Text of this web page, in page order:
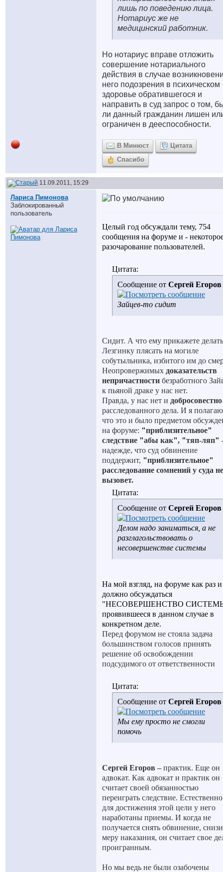
лишь по поведению лица.
Нотариус же не
медицинский работник.
Но нотариус вправе отложить
совершение нотариального
действия в случае
него подозрения в психическом
здоровье обратившегося и
направить в суд запрос о том,
ли данный гражданин лишен
ограничен в дееспособности.
В Минюст
Цитата
Спасибо
11.09.2011, 15:29
Лариса Пимонова
Заблокированный
пользователь
Целый год обсуждали тему, 754
сообщения на форуме и -
разочарование пользователей.
Цитата:
Сообщение от Сергей Егоров
Зайцев-то сидит
Сидит. А что ему прикажете
Лезгинку плясать на могиле
собутыльника, избитого им до
Неопровержимых доказательств
непричастности безработного
к пьяной драке у нас нет.
Правда, у нас нет и добросовестно
расследованного дела. И я
что это и было предметом
на форуме: "приблизительное"
следствие "абы как", "тяп-ляп"
надежде, что суд обвинение
поддержит, "приблизительное"
расследование сомнений у суда не
вызовет.
Цитата:
Сообщение от Сергей Егоров
Делом надо заниматься, а не
разглагольствовать о
несовершенстве системы
На мой взгляд, на форуме как раз и
должно обсуждаться
"НЕСОВЕРШЕНСТВО
проявившееся в данном случае в
конкретном деле.
Перед форумом не стояла задача
большинством голосов принять
решение об освобождении
подсудимого от ответственности
Цитата:
Сообщение от Сергей Егоров
Мы ему просто не смогли
помочь
Сергей Егоров – практик. Еще он
адвокат. Как адвокат и практик он
считает своей обязанностью
переиграть следствие.
для достижения этой цели у него
наработаны приемы. И когда не
получается снять обвинение,
меру наказания, он считает свое
проигранным.
Но мы ведь не были озабочены